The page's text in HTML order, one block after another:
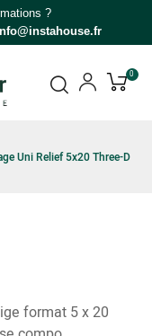
?
0
Uni Relief 5x20 Three-D